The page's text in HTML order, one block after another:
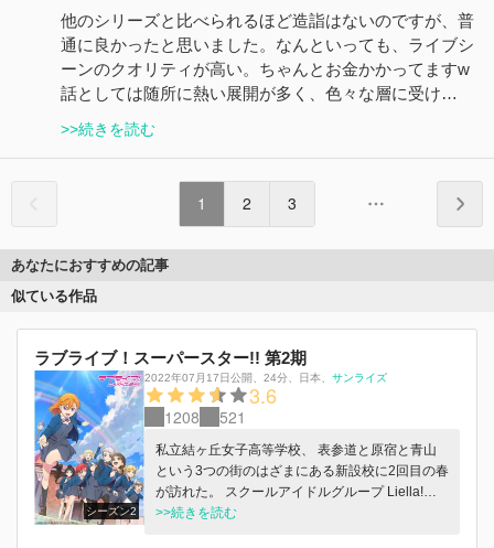
他のシリーズと比べられるほど造詣はないのですが、普
通に良かったと思いました。なんといっても、ライブシ
ーンのクオリティが高い。ちゃんとお金かかってますw
話としては随所に熱い展開が多く、色々な層に受け…
>>続きを読む
1 2 3
あなたにおすすめの記事
似ている作品
ラブライブ！スーパースター!! 第2期
シーズン2
2022年07月17日公開 24分 日本 サンライズ
3.6
1208 521
私立結ヶ丘女子高等学校、 表参道と原宿と青山
という3つの街のはざまにある新設校に2回目の春
が訪れた。 スクールアイドルグループ Liella!を
結成した澁谷かのんたちは新入生を迎え、 新た
>>続きを読む